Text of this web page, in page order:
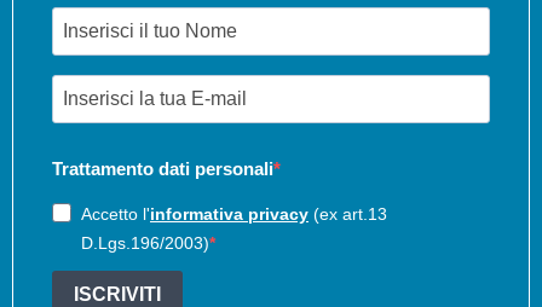
Trattamento dati personali
Accetto l'informativa privacy (ex art.13
D.Lgs.196/2003)
ISCRIVITI